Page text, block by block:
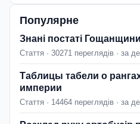
Популярне
Знані постаті Гощанщини
Стаття · 30271 переглядів · за
Таблицы табели о
империи
Стаття · 14464 переглядів · за